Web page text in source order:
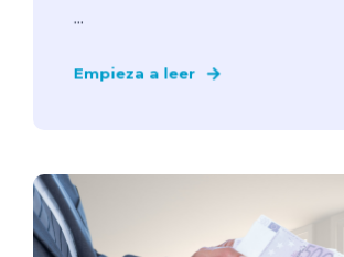
...
Empieza a leer